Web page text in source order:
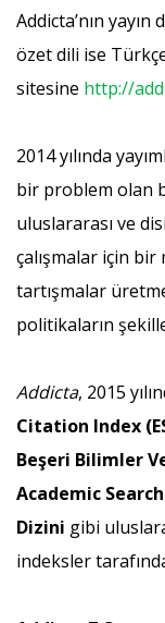
Addicta’nın
özet dili ise
sitesine http://
2014 yılında
bir problem olan
uluslararası ve
çalışmalar için bir
tartışmalar
politikaların
Addicta, 2015
Citation Index
Beşeri Bilimler
Academic
Dizini gibi
indeksler